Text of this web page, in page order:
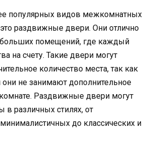
популярных видов межкомнатных
раздвижные двери. Они отлично
помещений, где каждый
на счету. Такие двери могут
количество места, так как
не занимают дополнительное
Раздвижные двери могут
различных стилях, от
до классических и